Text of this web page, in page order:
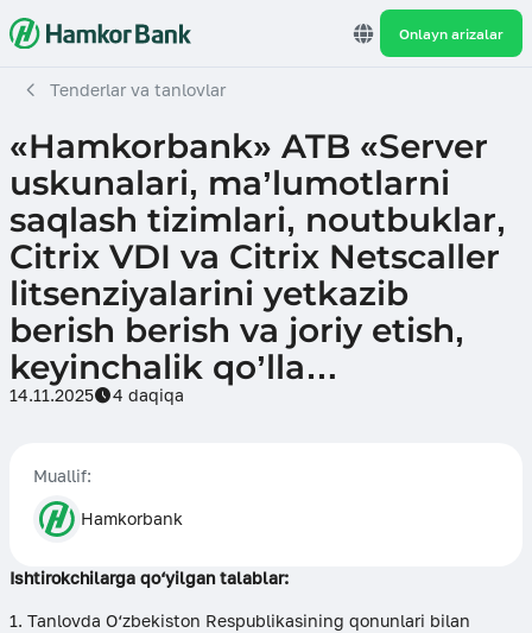
Onlayn arizalar
Tenderlar va tanlovlar
«Hamkorbank» ATB «Server
uskunalari, ma’lumotlarni
saqlash tizimlari, noutbuklar,
Citrix VDI va Citrix Netscaller
litsenziyalarini yetkazib
berish berish va joriy etish,
keyinchalik qo’lla…
14.11.2025 4 daqiqa
Muallif:
Hamkorbank
Ishtirokchilarga qo‘yilgan talablar:
1. Tanlovda O‘zbekiston Respublikasining qonunlari bilan